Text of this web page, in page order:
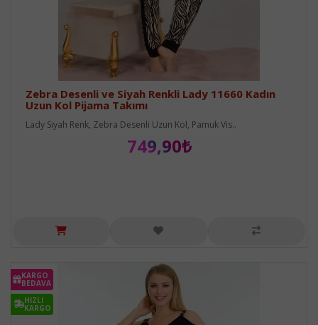
Zebra Desenli ve Siyah Renkli Lady 11660 Kadın
Uzun Kol Pijama Takımı
Lady Siyah Renk, Zebra Desenli Uzun Kol, Pamuk Vis..
749,90₺
KARGO
BEDAVA
HIZLI
KARGO